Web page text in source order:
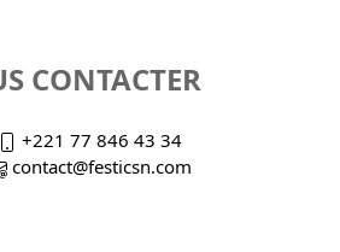
CONTACTER
+221 77 846 43 34
contact@festicsn.com